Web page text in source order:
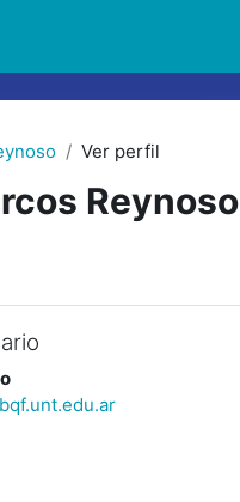
Ver perfil
Reynoso